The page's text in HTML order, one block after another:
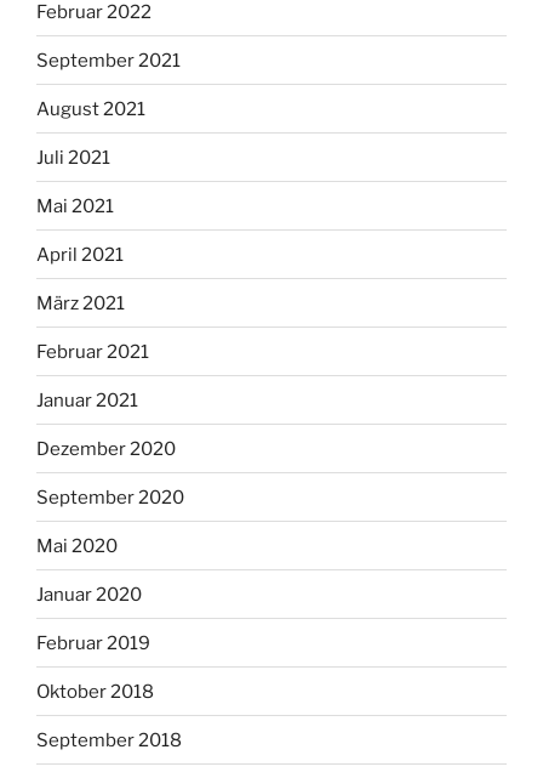
Februar 2022
September 2021
August 2021
Juli 2021
Mai 2021
April 2021
März 2021
Februar 2021
Januar 2021
Dezember 2020
September 2020
Mai 2020
Januar 2020
Februar 2019
Oktober 2018
September 2018